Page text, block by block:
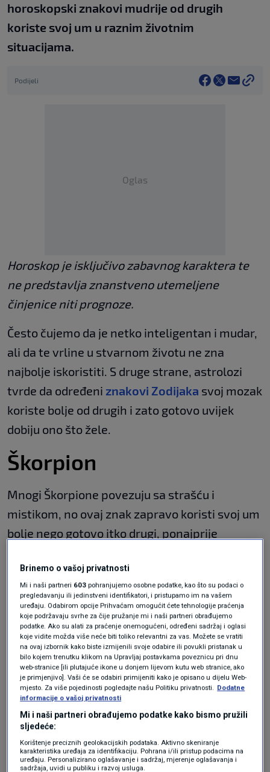
horoskopski znakovi mudrije od drugih
koriste svoj um u raznim životnim
situacijama.
Podijeli
Oglas
Horoskop je isključivo zabavnog karaktera te
ne predstavlja znanstveno utemeljene
činjenice niti prognoze.
Često čujemo da je netko inteligentan i mudar,
ali da te vrline u stvarnom životu ne zna
najbolje iskoristiti. S druge strane, astrolozi
tvrde da određeni znakovi Zodijaka svoj mozak
koriste bolje od drugih i zato gotovo uvijek
dobiju ono što žele.
Škorpion
Mnogi Škorpione povezuju sa strašću i
mistikom, no ovaj znak zapravo koristi svoj um
bolje nego gotovo itko drugi, ponajprije
Škorpioni imaju nevjerojatnu sposobnost
čitanja ljudi i situacija. Njihovu pronicljivom
oku ne promiče nijedan detalj, a intuicija im je
zapravo oblik logičke analize koja se odvija u
podsvijesti. Ne uče samo kako bi znali, već kako
bi razumjeli skrivene motive, prenosi Nova.rs.
Veliki horoskop: Škorpione očekuje
sudbinska prekretnica, a jedan znak
LIFESTYLE|20. tra.
Brinemo o vašoj privatnosti
Mi i naši partneri 603 pohranjujemo osobne podatke, kao što su podaci o
pregledavanju ili jedinstveni identifikatori, i pristupamo im na vašem
uređaju. Odabirom opcije Prihvaćam omogućit ćete tehnologije praćenja
koje podržavaju svrhe za čije pružanje mi i naši partneri obrađujemo
podatke. Ako su alati za praćenje onemogućeni, određeni sadržaj i oglasi
koje vidite možda više neće biti toliko relevantni za vas. Možete se vratiti
na ovaj izbornik kako biste izmijenili svoje odabire ili povukli pristanak u
bilo kojem trenutku klikom na Upravljaj postavkama poveznicu pri dnu
web-stranice [ili plutajuće ikone u donjem lijevom kutu web stranice, ako
je primjenjivo]. Vaši će se odabiri primijeniti kako je opisano u dijelu Web-
mjesto. Za više pojedinosti pogledajte našu Politiku privatnosti. Dodatne
informacije o vašoj privatnosti
Mi i naši partneri obrađujemo podatke kako bismo pružili
sljedeće:
Korištenje preciznih geolokacijskih podataka. Aktivno skeniranje
karakteristika uređaja za identifikaciju. Pohrana i/ili pristup podacima na
uređaju. Personalizirano oglašavanje i sadržaj, mjerenje oglašavanja i
sadržaja, uvidi u publiku i razvoj usluga.